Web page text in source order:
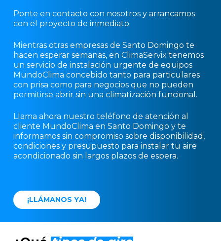
Ponte en contacto con nosotros y arrancamos
con el proyecto de inmediato.
Mientras otras empresas de Santo Domingo te
hacen esperar semanas, en ClimaServix tenemos
un servicio de instalación urgente de equipos
MundoClima concebido tanto para particulares
con prisa como para negocios que no pueden
permitirse abrir sin una climatización funcional.
Llama ahora nuestro teléfono de atención al
cliente MundoClima en Santo Domingo y te
informamos sin compromiso sobre disponibilidad,
condiciones y presupuesto para instalar tu aire
acondicionado sin largos plazos de espera.
¡LLÁMANOS YA!